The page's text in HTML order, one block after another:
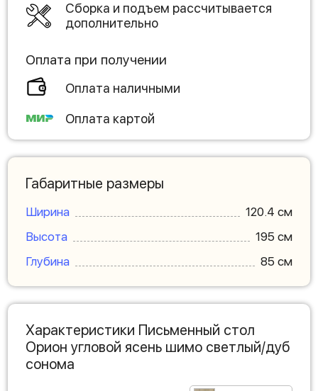
Сборка и подъем рассчитывается
дополнительно
Оплата при получении
Оплата наличными
Оплата картой
Габаритные размеры
Ширина
120.4 см
Высота
195 см
Глубина
85 см
Характеристики Письменный стол
Орион угловой ясень шимо светлый/дуб
сонома